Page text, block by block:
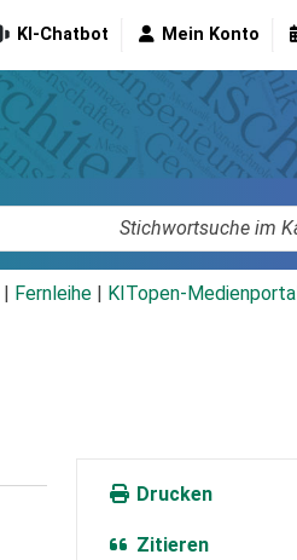
KI-Chatbot Mein Konto
Fernleihe KITopen-Medienportal
Drucken
Zitieren